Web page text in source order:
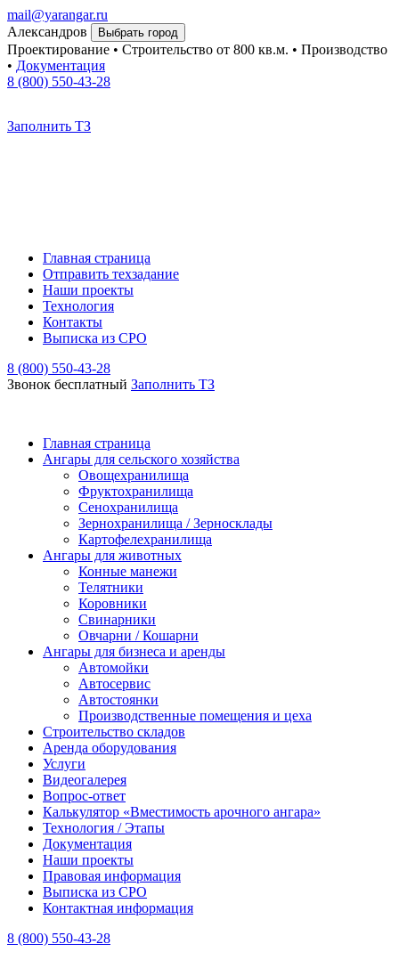
mail@yarangar.ru
Александров
Выбрать город
Проектирование • Строительство от 800 кв.м. • Производство
• Документация
8 (800) 550-43-28
Заполнить ТЗ
Главная страница
Отправить техзадание
Наши проекты
Технология
Контакты
Выписка из СРО
8 (800) 550-43-28
Звонок бесплатный Заполнить TЗ
Главная страница
Ангары для сельского хозяйства
Овощехранилища
Фруктохранилища
Сенохранилища
Зернохранилища / Зерносклады
Картофелехранилища
Ангары для животных
Конные манежи
Телятники
Коровники
Свинарники
Овчарни / Кошарни
Ангары для бизнеса и аренды
Автомойки
Автосервис
Автостоянки
Производственные помещения и цеха
Строительство складов
Аренда оборудования
Услуги
Видеогалерея
Вопрос-ответ
Калькулятор «Вместимость арочного ангара»
Технология / Этапы
Документация
Наши проекты
Правовая информация
Выписка из СРО
Контактная информация
8 (800) 550-43-28